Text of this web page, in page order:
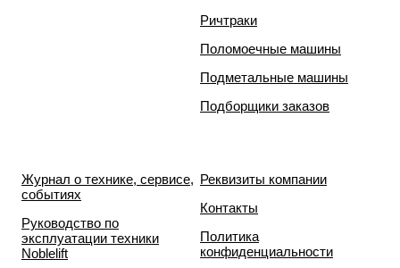
Ричтраки
Поломоечные машины
Подметальные машины
Подборщики заказов
Журнал о технике, сервисе,
событиях
Руководство по
эксплуатации техники
Noblelift
Реквизиты компании
Контакты
Политика
конфиденциальности